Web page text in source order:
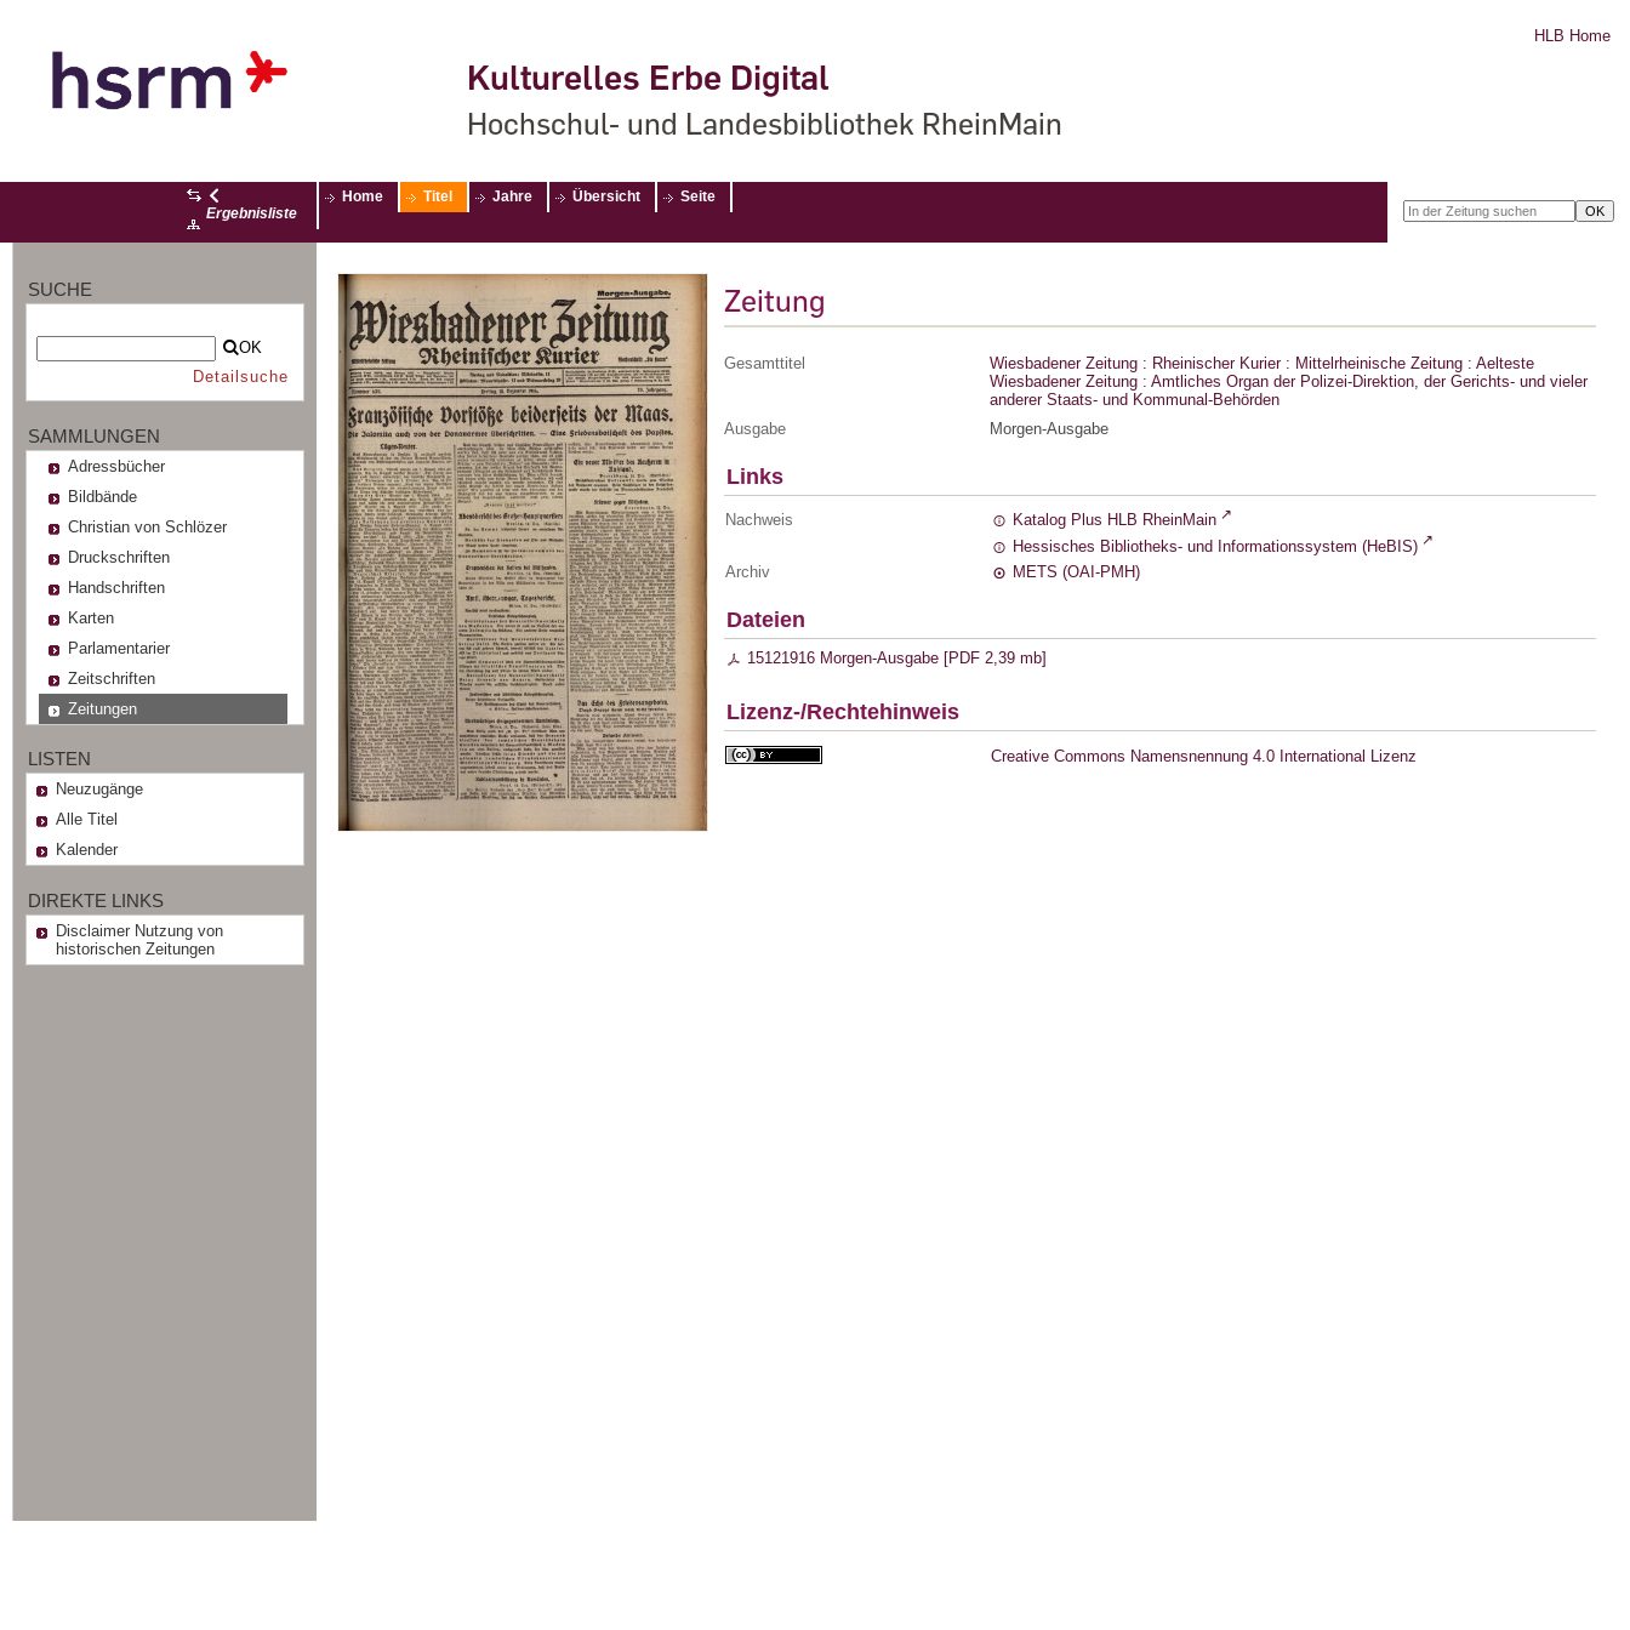
Kulturelles Erbe Digital
Hochschul- und Landesbibliothek RheinMain
HLB Home
Ergebnisliste
Home Titel Jahre Übersicht Seite
SUCHE
OK
Detailsuche
SAMMLUNGEN
Adressbücher
Bildbände
Christian von Schlözer
Druckschriften
Handschriften
Karten
Parlamentarier
Zeitschriften
Zeitungen
LISTEN
Neuzugänge
Alle Titel
Kalender
DIREKTE LINKS
Disclaimer Nutzung von
historischen Zeitungen
Zeitung
Gesamttitel
Wiesbadener Zeitung : Rheinischer Kurier : Mittelrheinische Zeitung : Aelteste
Wiesbadener Zeitung : Amtliches Organ der Polizei-Direktion, der Gerichts- und vieler
anderer Staats- und Kommunal-Behörden
Ausgabe
Morgen-Ausgabe
Links
Nachweis
Katalog Plus HLB RheinMain
Hessisches Bibliotheks- und Informationssystem (HeBIS)
Archiv
METS (OAI-PMH)
Dateien
15121916 Morgen-Ausgabe [PDF 2,39 mb]
Lizenz-/Rechtehinweis
Creative Commons Namensnennung 4.0 International Lizenz